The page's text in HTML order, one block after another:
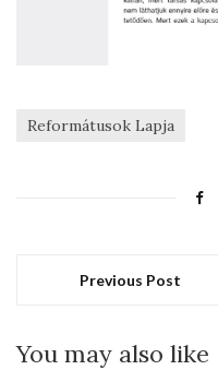
Reformátusok Lapja
Previous Post
You may also like